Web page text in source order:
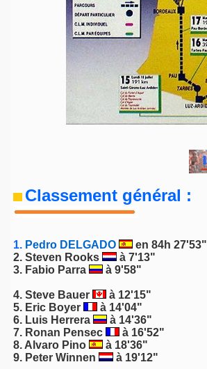
Classement général :
1. Pedro DELGADO
en 84h 27'53"
2. Steven Rooks
à 7'13"
3. Fabio Parra à 9'58"
4. Steve Bauer
à 12'15"
5. Eric Boyer
à 14'04"
6. Luis Herrera
à 14'36"
7. Ronan Pensec
à 16'52"
8. Alvaro Pino
à 18'36"
9. Peter Winnen à 19'12"